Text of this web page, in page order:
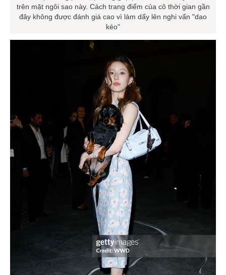
trên mặt ngôi sao này. Cách trang điểm của cô thời gian gần
đây không được đánh giá cao vì làm dấy lên nghi vấn "dao
kéo"